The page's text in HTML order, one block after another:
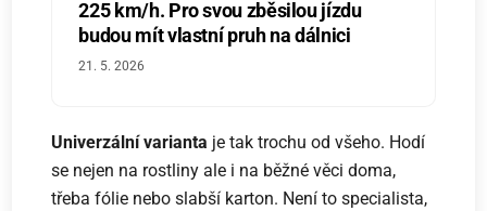
225 km/h. Pro svou zběsilou jízdu
budou mít vlastní pruh na dálnici
21. 5. 2026
Univerzální varianta je tak trochu od všeho. Hodí
se nejen na rostliny ale i na běžné věci doma,
třeba fólie nebo slabší karton. Není to specialista,